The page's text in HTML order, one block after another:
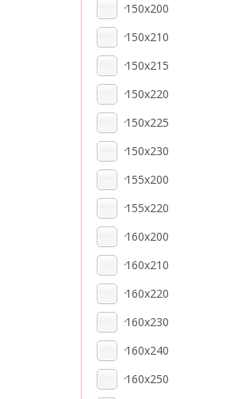
150x200
150x210
150x215
150x220
150x225
150x230
155x200
155x220
160x200
160x210
160x220
160x230
160x240
160x250